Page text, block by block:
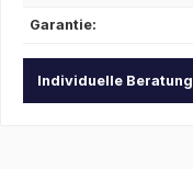
Garantie:
Individuelle Beratung